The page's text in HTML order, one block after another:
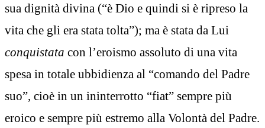
sua dignità divina (“è Dio e quindi si è ripreso la
vita che gli era stata tolta”); ma è stata da Lui
conquistata con l’eroismo assoluto di una vita
spesa in totale ubbidienza al “comando del Padre
suo”, cioè in un ininterrotto “fiat” sempre più
eroico e sempre più estremo alla Volontà del Padre.